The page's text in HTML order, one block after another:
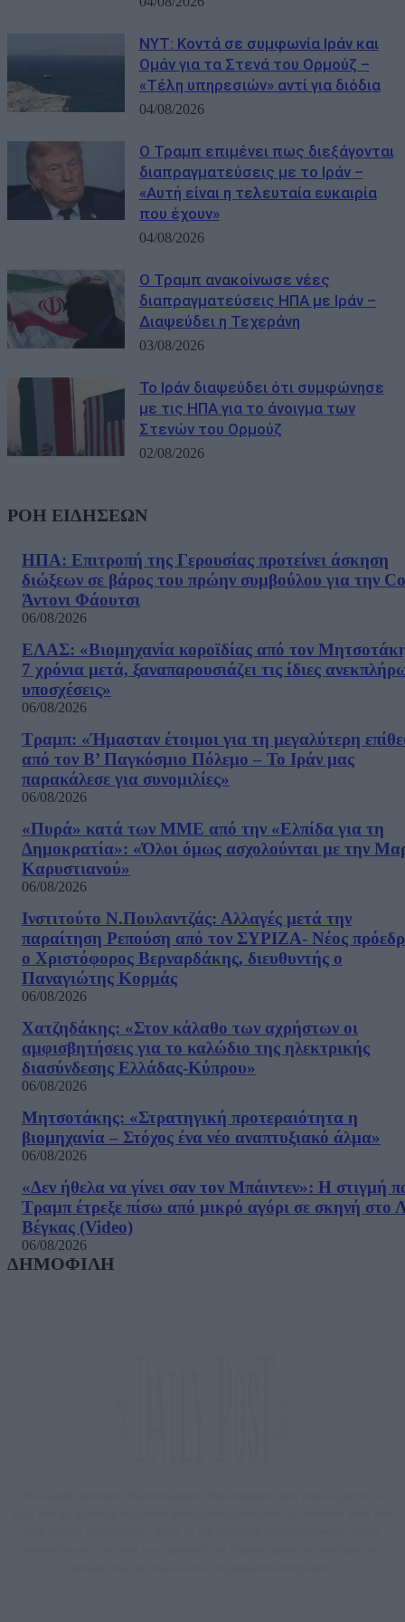
NYT: Κοντά σε συμφωνία Ιράν και
Ομάν για τα Στενά του Ορμούζ –
«Τέλη υπηρεσιών» αντί για διόδια
04/08/2026
Ο Τραμπ επιμένει πως διεξάγονται
διαπραγματεύσεις με το Ιράν –
«Αυτή είναι η τελευταία ευκαιρία
που έχουν»
04/08/2026
Ο Τραμπ ανακοίνωσε νέες
διαπραγματεύσεις ΗΠΑ με Ιράν –
Διαψεύδει η Τεχεράνη
03/08/2026
Το Ιράν διαψεύδει ότι συμφώνησε
με τις ΗΠΑ για το άνοιγμα των
Στενών του Ορμούζ
02/08/2026
ΡΟΗ ΕΙΔΗΣΕΩΝ
ΗΠΑ: Επιτροπή της Γερουσίας προτείνει άσκηση
διώξεων σε βάρος του πρώην συμβούλου για την
Άντονι Φάουτσι
06/08/2026
ΕΛΑΣ: «Βιομηχανία κοροϊδίας από τον
7 χρόνια μετά, ξαναπαρουσιάζει τις ίδιες
υποσχέσεις»
06/08/2026
Τραμπ: «Ήμασταν έτοιμοι για τη μεγαλύτερη
από τον Β’ Παγκόσμιο Πόλεμο – Το Ιράν μας
παρακάλεσε για συνομιλίες»
06/08/2026
«Πυρά» κατά των ΜΜΕ από την «Ελπίδα για τη
Δημοκρατία»: «Όλοι όμως ασχολούνται με την
Καρυστιανού»
06/08/2026
Ινστιτούτο Ν.Πουλαντζάς: Αλλαγές μετά την
παραίτηση Ρεπούση από τον ΣΥΡΙΖΑ- Νέος
ο Χριστόφορος Βερναρδάκης, διευθυντής ο
Παναγιώτης Κορμάς
06/08/2026
Χατζηδάκης: «Στον κάλαθο των αχρήστων οι
αμφισβητήσεις για το καλώδιο της ηλεκτρικής
διασύνδεσης Ελλάδας-Κύπρου»
06/08/2026
Μητσοτάκης: «Στρατηγική προτεραιότητα η
βιομηχανία – Στόχος ένα νέο αναπτυξιακό άλμα»
06/08/2026
«Δεν ήθελα να γίνει σαν τον Μπάιντεν»: Η στιγμή
Τραμπ έτρεξε πίσω από μικρό αγόρι σε σκηνή στο
Βέγκας (Video)
06/08/2026
ΔΗΜΟΦΙΛΗ